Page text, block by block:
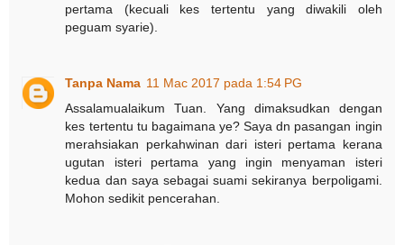
pertama (kecuali kes tertentu yang diwakili oleh
peguam syarie).
Tanpa Nama 11 Mac 2017 pada 1:54 PG
Assalamualaikum Tuan. Yang dimaksudkan dengan
kes tertentu tu bagaimana ye? Saya dn pasangan ingin
merahsiakan perkahwinan dari isteri pertama kerana
ugutan isteri pertama yang ingin menyaman isteri
kedua dan saya sebagai suami sekiranya berpoligami.
Mohon sedikit pencerahan.